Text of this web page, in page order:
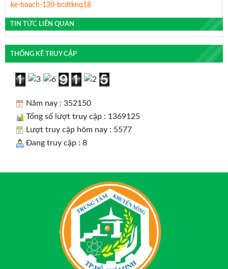
ke-hoach-130-bcdtknq18
TIN TỨC LIÊN QUAN
THỐNG KÊ TRUY CẬP
Năm nay : 352150
Tổng số lượt truy cập : 1369125
Lượt truy cập hôm nay : 5577
Đang truy cập : 8